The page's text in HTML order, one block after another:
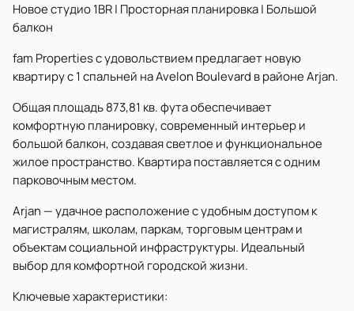
Новое студио 1BR | Просторная планировка | Большой
балкон
fam Properties с удовольствием предлагает новую
квартиру с 1 спальней на Avelon Boulevard в районе Arjan.
Общая площадь 873,81 кв. фута обеспечивает
комфортную планировку, современный интерьер и
большой балкон, создавая светлое и функциональное
жилое пространство. Квартира поставляется с одним
парковочным местом.
Arjan — удачное расположение с удобным доступом к
магистралям, школам, паркам, торговым центрам и
объектам социальной инфраструктуры. Идеальный
выбор для комфортной городской жизни.
Ключевые характеристики: